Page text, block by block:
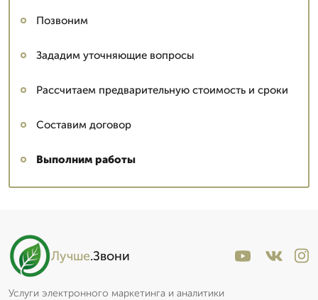
Позвоним
Зададим уточняющие вопросы
Рассчитаем предварительную стоимость и сроки
Составим договор
Выполним работы
Лучше.Звони
Услуги электронного маркетинга и аналитики